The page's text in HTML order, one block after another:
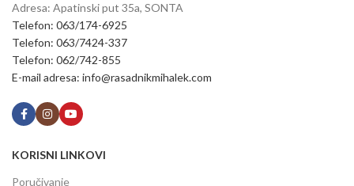
Adresa: Apatinski put 35a, SONTA
Telefon: 063/174-6925
Telefon: 063/7424-337
Telefon: 062/742-855
E-mail adresa: info@rasadnikmihalek.com
KORISNI LINKOVI
Poručivanje